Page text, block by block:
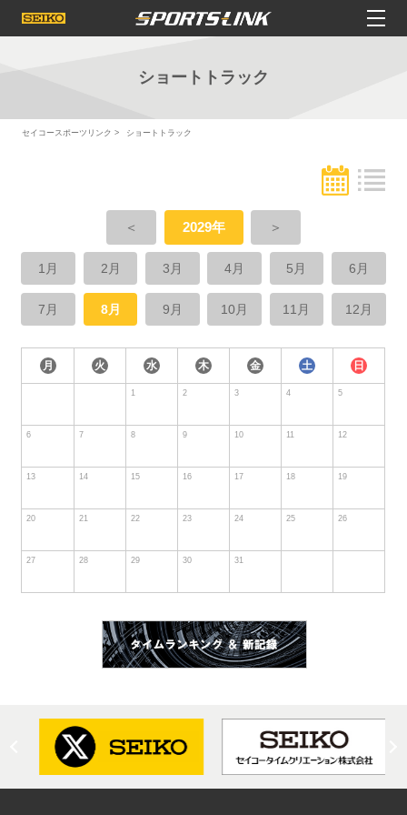
ショートトラック
セイコースポーツリンク ショートトラック
＜ 2029年 ＞
1月 2月 3月 4月 5月 6月
7月 8月 9月 10月 11月 12月
月 火 水 木 金 土 日
1 2 3 4 5
6 7 8 9 10 11 12
13 14 15 16 17 18 19
20 21 22 23 24 25 26
27 28 29 30 31